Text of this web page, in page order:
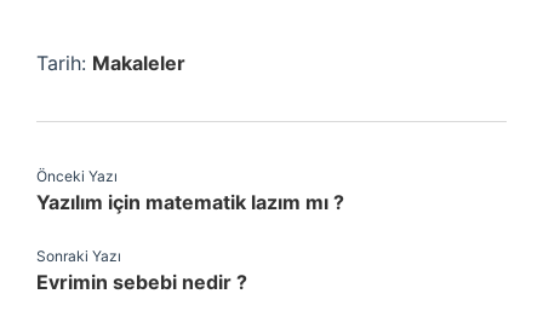
Tarih: Makaleler
Önceki Yazı
Yazılım için matematik lazım mı ?
Sonraki Yazı
Evrimin sebebi nedir ?